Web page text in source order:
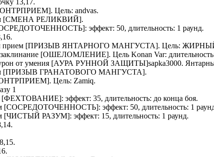
]. Цель: andvas.
[СМЕНА РЕЛИКВИЙ].
]: эффект: 50, длительность: 1 раунд.
прием [ПРИЗЫВ ЯНТАРНОГО МАНГУСТА]. Цель:
[ОШЕЛОМЛЕНИЕ]. Цель Konan Var:
урон от умения [АУРА РУННОЙ ЗАЩИТЫ]sapka3000.
[ПРИЗЫВ ГРАНАТОВОГО МАНГУСТА].
]. Цель: Zamiq.
1
[ФЕХТОВАНИЕ]: эффект: 35, длительность: до конца боя.
[CОСРЕДОТОЧЕННОСТЬ]: эффект: 50, длительность: 1
[ЧИСТЫЙ РАЗУМ]: эффект: 15, длительность: 1 раунд.